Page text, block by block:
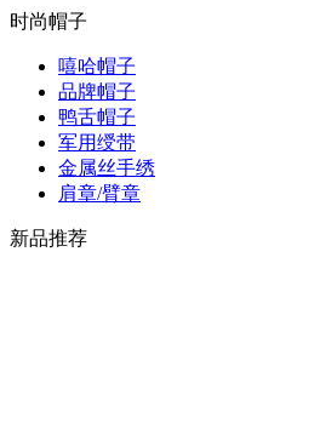
时尚帽子
嘻哈帽子
品牌帽子
鸭舌帽子
军用绶带
金属丝手绣
肩章/臂章
新品推荐